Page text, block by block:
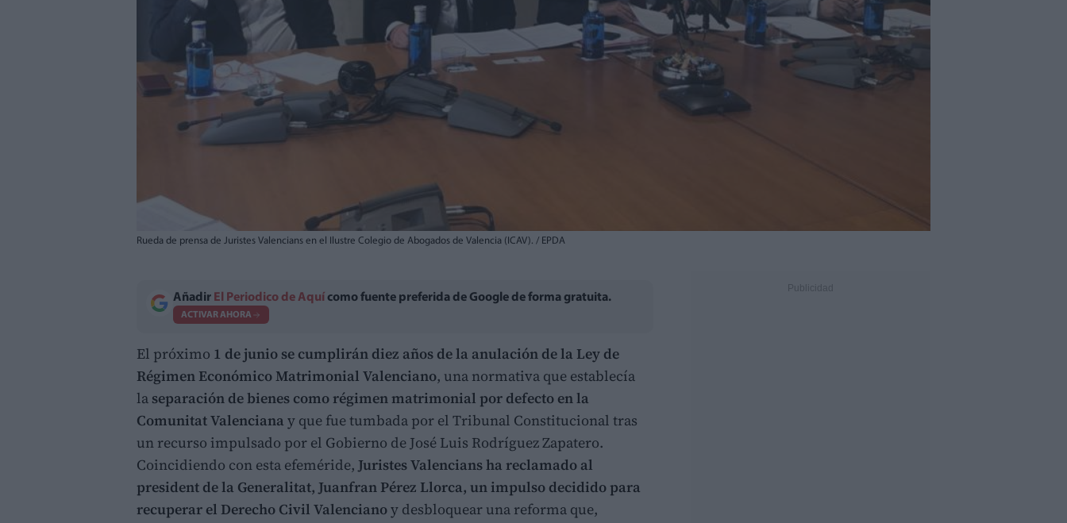
Rueda de prensa de Juristes Valencians en el Ilustre Colegio de Abogados de Valencia (ICAV). / EPDA
Añadir El Periodico de Aquí como fuente preferida de Google de forma gratuita.
ACTIVAR AHORA
El próximo 1 de junio se cumplirán diez años de la anulación de la Ley de
Régimen Económico Matrimonial Valenciano, una normativa que establecía
la separación de bienes como régimen matrimonial por defecto en la
Comunitat Valenciana y que fue tumbada por el Tribunal Constitucional tras
un recurso impulsado por el Gobierno de José Luis Rodríguez Zapatero.
Coincidiendo con esta efeméride, Juristes Valencians ha reclamado al
president de la Generalitat, Juanfran Pérez Llorca, un impulso decidido para
recuperar el Derecho Civil Valencianoy desbloquear una reforma que,